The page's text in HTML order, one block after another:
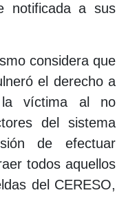
notificada a sus
considera que
el derecho a
la víctima al no
del sistema
de efectuar
todos aquellos
del CERESO,